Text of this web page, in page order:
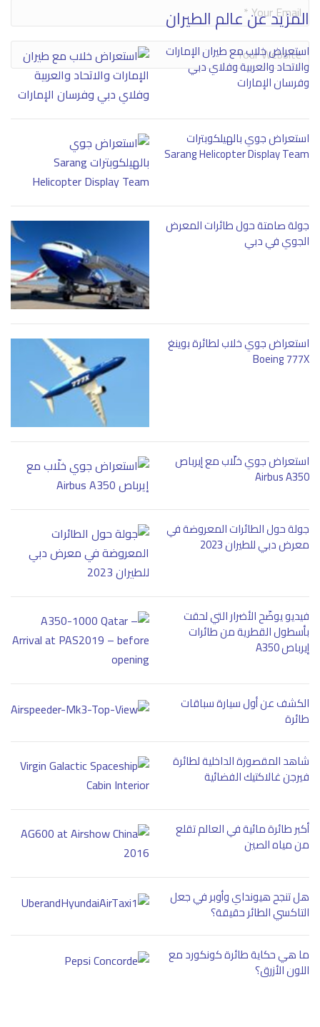
المزيد عن عالم الطيران
استعراض خلاب مع طيران الإمارات
والاتحاد والعربية وفلاي دبي
وفرسان الإمارات
استعراض جوي بالهيلكوبترات
Sarang Helicopter Display Team
جولة صامتة حول طائرات المعرض
الجوي في دبي
استعراض جوي خلاب لطائرة بوينغ
Boeing 777X
استعراض جوي خلّاب مع إيرباص
Airbus A350
جولة حول الطائرات المعروضة في
معرض دبي للطيران 2023
فيديو يوضّح الأضرار التي لحقت
بأسطول القطرية من طائرات
إيرباص A350
الكشف عن أول سيارة سباقات
طائرة
شاهد المقصورة الداخلية لطائرة
فيرجن غالاكتيك الفضائية
أكبر طائرة مائية في العالم تقلع
من مياه الصين
هل تنجح هيونداي وأوبر في جعل
التاكسي الطائر حقيقة؟
ما هي حكاية طائرة كونكورد مع
اللون الأزرق؟